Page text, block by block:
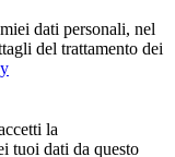
dati personali, nel
del trattamento dei
la
tuoi dati da questo